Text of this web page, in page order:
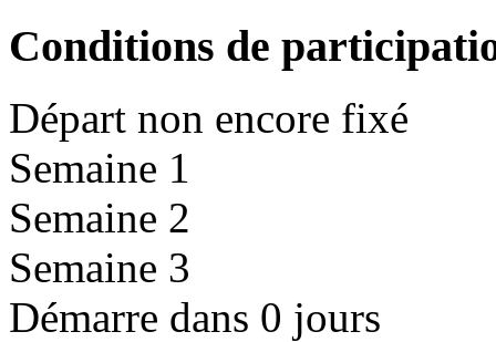
Conditions de
Départ non encore fixé
Semaine 1
Semaine 2
Semaine 3
Démarre dans 0 jours